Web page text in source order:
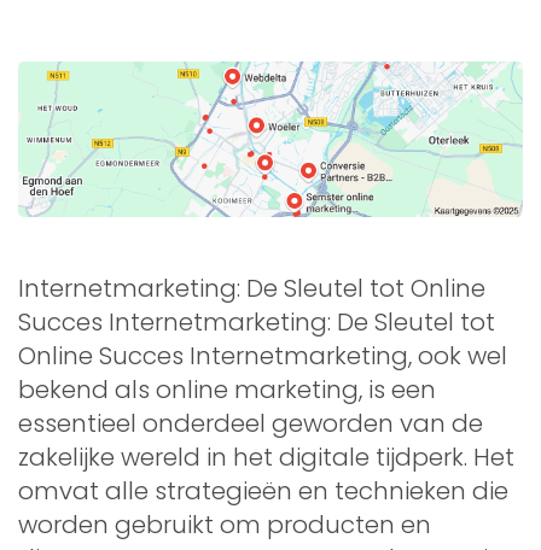
Internetmarketing: De Sleutel tot Online
Succes Internetmarketing: De Sleutel tot
Online Succes Internetmarketing, ook wel
bekend als online marketing, is een
essentieel onderdeel geworden van de
zakelijke wereld in het digitale tijdperk. Het
omvat alle strategieën en technieken die
worden gebruikt om producten en